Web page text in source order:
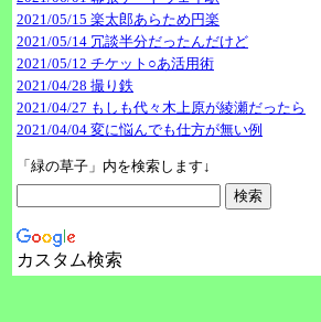
2021/05/15 楽太郎あらため円楽
2021/05/14 冗談半分だったんだけど
2021/05/12 チケット○あ活用術
2021/04/28 撮り鉄
2021/04/27 もしも代々木上原が綾瀬だったら
2021/04/04 変に悩んでも仕方が無い例
「緑の草子」内を検索します↓
カスタム検索